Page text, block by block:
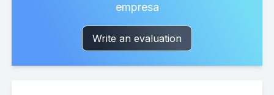
empresa
Write an evaluation